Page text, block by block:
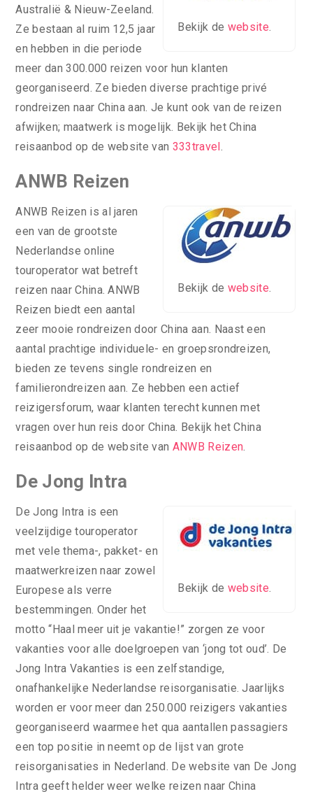
Bekijk de website.
Australië & Nieuw-Zeeland.
Ze bestaan al ruim 12,5 jaar
en hebben in die periode
meer dan 300.000 reizen voor hun klanten
georganiseerd. Ze bieden diverse prachtige privé
rondreizen naar China aan. Je kunt ook van de reizen
afwijken; maatwerk is mogelijk. Bekijk het China
reisaanbod op de website van 333travel .
ANWB Reizen
Bekijk de website.
ANWB Reizen is al jaren
een van de grootste
Nederlandse online
touroperator wat betreft
reizen naar China. ANWB
Reizen biedt een aantal
zeer mooie rondreizen door China aan. Naast een
aantal prachtige individuele- en groepsrondreizen,
bieden ze tevens single rondreizen en
familierondreizen aan. Ze hebben een actief
reizigersforum, waar klanten terecht kunnen met
vragen over hun reis door China. Bekijk het China
reisaanbod op de website van ANWB Reizen.
De Jong Intra
Bekijk de website.
De Jong Intra is een
veelzijdige touroperator
met vele thema-, pakket- en
maatwerkreizen naar zowel
Europese als verre
bestemmingen. Onder het
motto “Haal meer uit je vakantie!” zorgen ze voor
vakanties voor alle doelgroepen van ‘jong tot oud’. De
Jong Intra Vakanties is een zelfstandige,
onafhankelijke Nederlandse reisorganisatie. Jaarlijks
worden er voor meer dan 250.000 reizigers vakanties
georganiseerd waarmee het qua aantallen passagiers
een top positie in neemt op de lijst van grote
reisorganisaties in Nederland. De website van De Jong
Intra geeft helder weer welke reizen naar China